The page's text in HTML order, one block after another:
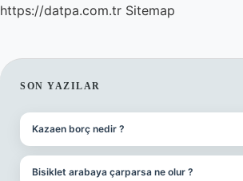
https://datpa.com.tr Sitemap
SIDEBAR
SON YAZILAR
Kazaen borç nedir ?
Bisiklet arabaya çarparsa ne olur ?